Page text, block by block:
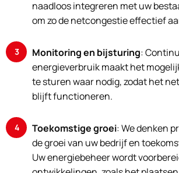
naadloos integreren met uw
om zo de netcongestie effectief
Monitoring en bijsturing:
energieverbruik maakt het
te sturen waar nodig, zodat het
blijft functioneren.
Toekomstige groei: We denken
de groei van uw bedrijf en
Uw energiebeheer wordt